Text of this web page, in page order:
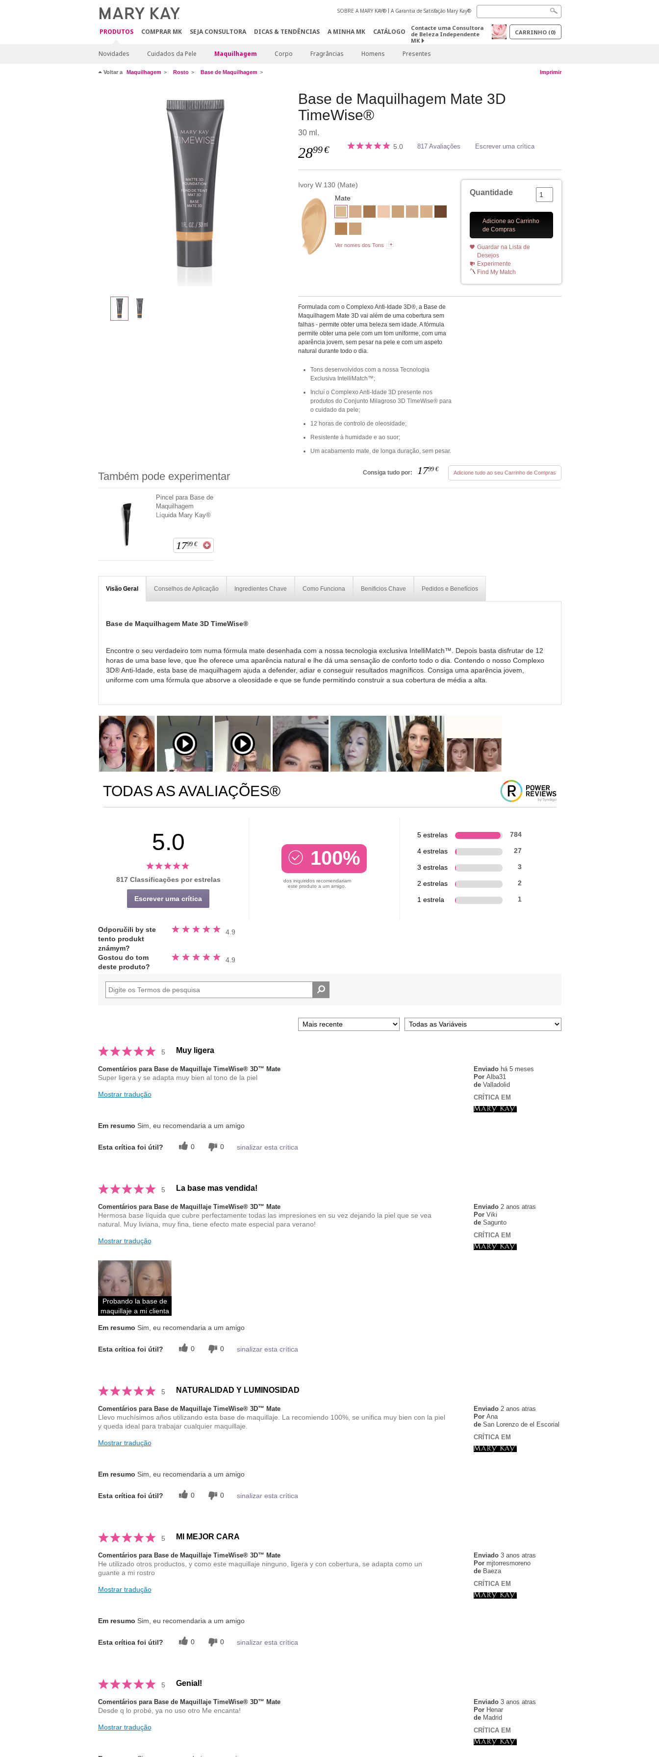
PRODUTOS COMPRAR MK SEJA CONSULTORA DICAS & TENDÊNCIAS A MINHA MK CATÁLOGO
SOBRE A MARY KAY® A Garantia de Satisfação Mary Kay®
Contacte uma Consultora
de Beleza Independente
MK
CARRINHO (0)
Novidades Cuidados da Pele Maquilhagem Corpo Fragrâncias Homens Presentes
Voltar a Maquilhagem Rosto Base de Maquilhagem Imprimir
Base de Maquilhagem Mate 3D
TimeWise®
30 ml.
2899€ 5.0 817 Avaliações Escrever uma crítica
Ivory W 130 (Mate)
Mate
Ver nomes dos Tons
Quantidade
Adicione ao Carrinho
de Compras
Guardar na Lista de
Desejos
Experimente
Find My Match
Formulada com o Complexo Anti-Idade 3D®, a Base de
Maquilhagem Mate 3D vai além de uma cobertura sem
falhas - permite obter uma beleza sem idade. A fórmula
permite obter uma pele com um tom uniforme, com uma
aparência jovem, sem pesar na pele e com um aspeto
natural durante todo o dia.
Tons desenvolvidos com a nossa Tecnologia
Exclusiva IntelliMatch™;
Incluí o Complexo Anti-Idade 3D presente nos
produtos do Conjunto Milagroso 3D TimeWise® para
o cuidado da pele;
12 horas de controlo de oleosidade;
Resistente à humidade e ao suor;
Um acabamento mate, de longa duração, sem pesar.
Também pode experimentar Consiga tudo por: 1799 € Adicione tudo ao seu Carrinho de Compras
Pincel para Base de
Maquilhagem
Líquida Mary Kay®
1799 €
Visão Geral Conselhos de Aplicação Ingredientes Chave Como Funciona Benificios Chave Pedidos e Benefícios
Base de Maquilhagem Mate 3D TimeWise®
Encontre o seu verdadeiro tom numa fórmula mate desenhada com a nossa tecnologia exclusiva IntelliMatch™. Depois basta disfrutar de 12
horas de uma base leve, que lhe oferece uma aparência natural e lhe dá uma sensação de conforto todo o dia. Contendo o nosso Complexo
3D® Anti-Idade, esta base de maquilhagem ajuda a defender, adiar e conseguir resultados magníficos. Consiga uma aparência jovem,
uniforme com uma fórmula que absorve a oleosidade e que se funde permitindo construir a sua cobertura de média a alta.
TODAS AS AVALIAÇÕES®
5.0
817 Classificações por estrelas
Escrever uma crítica
100%
dos inquiridos recomendariam
este produto a um amigo.
5 estrelas 784
4 estrelas 27
3 estrelas 3
2 estrelas 2
1 estrela 1
Odporučili by ste
tento produkt
známym?
4.9
Avaliado
4.9
estrelas
Gostou do tom
deste produto?
4.9
Avaliado
4.9
5 Muy ligera
Enviado há 5 meses
Por Alba31
de Valladolid
CRÍTICA EM
Comentários para Base de Maquillaje TimeWise® 3D™ Mate
Super ligera y se adapta muy bien al tono de la piel
Mostrar tradução
Em resumo Sim, eu recomendaria a um amigo
Esta crítica foi útil? 0 0 sinalizar esta crítica
5 La base mas vendida!
Enviado2 anos atras
Por Viki
de Sagunto
CRÍTICA EM
Comentários para Base de Maquillaje TimeWise® 3D™ Mate
Hermosa base líquida que cubre perfectamente todas las impresiones en su vez dejando la piel que se vea
natural. Muy liviana, muy fina, tiene efecto mate especial para verano!
Mostrar tradução
Probando la base de
maquillaje a mi clienta
Em resumo Sim, eu recomendaria a um amigo
Esta crítica foi útil? 0 0 sinalizar esta crítica
5 NATURALIDAD Y LUMINOSIDAD
Enviado2 anos atras
Por Ana
de San Lorenzo de el Escorial
CRÍTICA EM
Comentários para Base de Maquillaje TimeWise® 3D™ Mate
Llevo muchísimos años utilizando esta base de maquillaje. La recomiendo 100%, se unifica muy bien con la piel
y queda ideal para trabajar cualquier maquillaje.
Mostrar tradução
Em resumo Sim, eu recomendaria a um amigo
Esta crítica foi útil? 0 0 sinalizar esta crítica
5 MI MEJOR CARA
Enviado3 anos atras
Por mjtorresmoreno
de Baeza
CRÍTICA EM
Comentários para Base de Maquillaje TimeWise® 3D™ Mate
He utilizado otros productos, y como este maquillaje ninguno, ligera y con cobertura, se adapta como un
guante a mi rostro
Mostrar tradução
Em resumo Sim, eu recomendaria a um amigo
Esta crítica foi útil? 0 0 sinalizar esta crítica
5 Genial!
Enviado3 anos atras
Por Henar
de Madrid
CRÍTICA EM
Comentários para Base de Maquillaje TimeWise® 3D™ Mate
Desde q lo probé, ya no uso otro Me encanta!
Mostrar tradução